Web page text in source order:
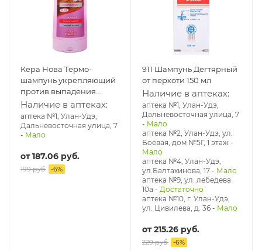
Кера Нова Термо-
шампунь укрепляющий
против выпадения
волос 400 мл
Наличие в аптеках:
аптека №1, Улан-Удэ,
Дальневосточная улица, 7
- Мало
от187.06 руб.
199 руб. -6%
911 Шампунь Дегтярный
от перхоти 150 мл
Наличие в аптеках:
аптека №1, Улан-Удэ,
Дальневосточная улица, 7
- Мало
аптека №2, Улан-Удэ, ул.
Боевая, дом №5Г, 1 этаж -
Мало
аптека №4, Улан-Удэ,
ул.Балтахинова, 17 - Мало
аптека №9, ул. лебедева
10а - Достаточно
аптека №10, г. Улан-Удэ,
ул. Цивилева, д. 36 - Мало
от215.26 руб.
229 руб. -6%